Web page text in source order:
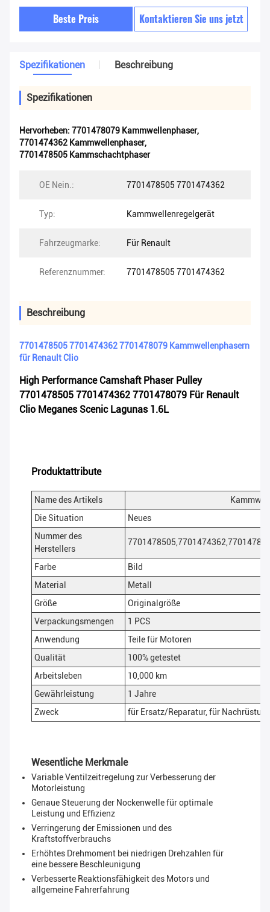
Beste Preis Kontaktieren Sie uns jetzt
Spezifikationen Beschreibung
Spezifikationen
Hervorheben: 7701478079 Kammwellenphaser,
7701474362 Kammwellenphaser,
7701478505 Kammschachtphaser
OE Nein.: 7701478505 7701474362
Typ: Kammwellenregelgerät
Fahrzeugmarke: Für Renault
Referenznummer: 7701478505 7701474362
Beschreibung
7701478505 7701474362 7701478079 Kammwellenphasern
für Renault Clio
High Performance Camshaft Phaser Pulley
7701478505 7701474362 7701478079 Für Renault
Clio Meganes Scenic Lagunas 1.6L
Produktattribute
Name des Artikels
Die Situation
Neues
Nummer des
Herstellers
Farbe
Bild
Material
Metall
Größe
Originalgröße
Verpackungsmengen
1 PCS
Anwendung
Teile für Motoren
Qualität
100% getestet
Arbeitsleben
10,000 km
Gewährleistung
1 Jahre
Zweck
für Ersatz/Reparatur, für
Wesentliche Merkmale
Variable Ventilzeitregelung zur Verbesserung der
Motorleistung
Genaue Steuerung der Nockenwelle für optimale
Leistung und Effizienz
Verringerung der Emissionen und des
Kraftstoffverbrauchs
Erhöhtes Drehmoment bei niedrigen Drehzahlen für
eine bessere Beschleunigung
Verbesserte Reaktionsfähigkeit des Motors und
allgemeine Fahrerfahrung